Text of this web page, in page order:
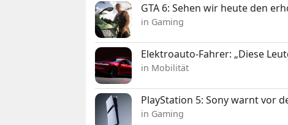
GTA 6: Sehen wir heute den
in Gaming
Elektroauto-Fahrer: „Diese
in Mobilität
PlayStation 5: Sony warnt vor
in Gaming